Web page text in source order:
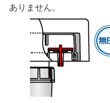
ありません。